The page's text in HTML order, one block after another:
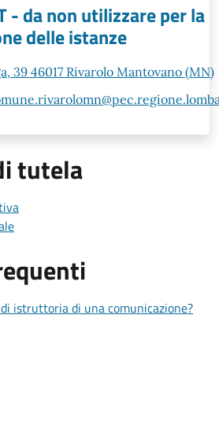
- da non utilizzare per la
delle istanze
39 46017 Rivarolo Mantovano (MN)
tutela
istruttoria di una comunicazione?